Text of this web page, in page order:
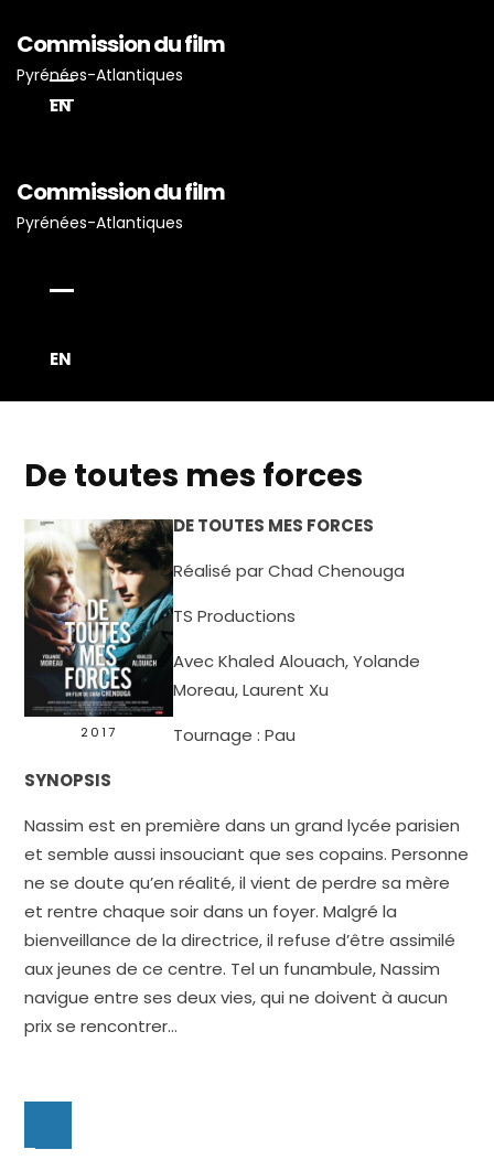
Commission du film
Pyrénées-Atlantiques
EN
Commission du film
Pyrénées-Atlantiques
EN
Accueil
Actualités
De toutes mes forces
2017
DE TOUTES MES FORCES
Réalisé par Chad Chenouga
TS Productions
Avec Khaled Alouach, Yolande
Moreau, Laurent Xu
Tournage : Pau
SYNOPSIS
Nassim est en première dans un grand lycée parisien
et semble aussi insouciant que ses copains. Personne
ne se doute qu’en réalité, il vient de perdre sa mère
et rentre chaque soir dans un foyer. Malgré la
bienveillance de la directrice, il refuse d’être assimilé
aux jeunes de ce centre. Tel un funambule, Nassim
navigue entre ses deux vies, qui ne doivent à aucun
prix se rencontrer…